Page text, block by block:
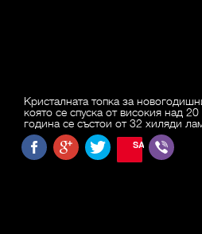
Кристалната топка за
която се спуска от високия над
година се състои от 32 хиляди
SAVE